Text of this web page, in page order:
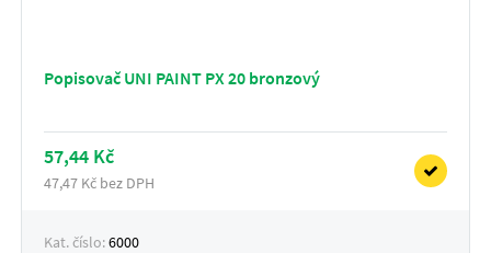
Popisovač UNI PAINT PX 20 bronzový
57,44 Kč
47,47 Kč bez DPH
Kat. číslo:6000